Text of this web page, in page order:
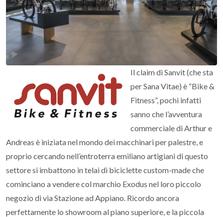
Il claim di Sanvit (che sta
per Sana Vitae) è “Bike &
Fitness”, pochi infatti
sanno che l’avventura
commerciale di Arthur e
Andreas è iniziata nel mondo dei macchinari per palestre, e
proprio cercando nell’entroterra emiliano artigiani di questo
settore si imbattono in telai di biciclette custom-made che
cominciano a vendere col marchio Exodus nel loro piccolo
negozio di via Stazione ad Appiano. Ricordo ancora
perfettamente lo showroom al piano superiore, e la piccola